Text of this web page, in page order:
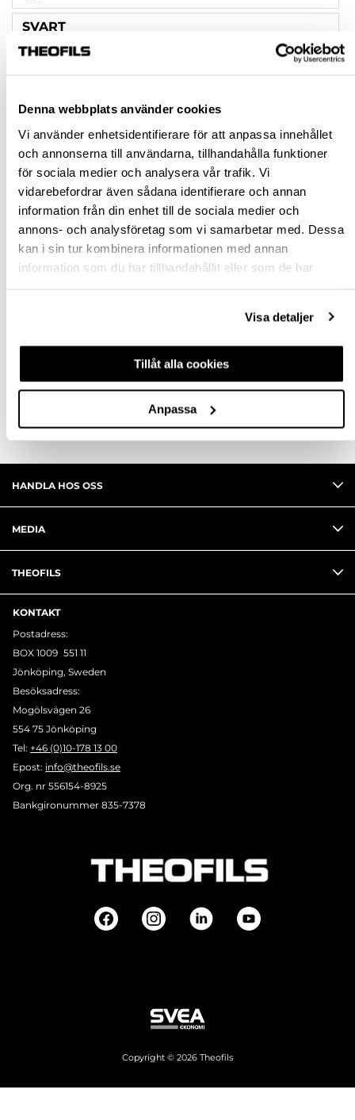
Denna webbplats använder cookies
Vi använder enhetsidentifierare för att anpassa innehållet
och annonserna till användarna, tillhandahålla funktioner
för sociala medier och analysera vår trafik. Vi
vidarebefordrar även sådana identifierare och annan
information från din enhet till de sociala medier och
annons- och analysföretag som vi samarbetar med. Dessa
kan i sin tur kombinera informationen med annan
information som du har tillhandahållit eller som de har
Visa detaljer
Tillåt alla cookies
Anpassa
SVART
VÄLJ VARIANT
Snabba leveranser
Hämta i butik
Ledande leverantör i Sverige
RECENSIONER
HANDLA HOS OSS
MEDIA
THEOFILS
KONTAKT
Postadress:
BOX 1009 551 11
Jönköping, Sweden
Besöksadress:
Mogölsvägen 26
554 75 Jönköping
Tel: +46 (0)10-178 13 00
Epost: info@theofils.se
Org. nr 556154-8925
Bankgironummer 835-7378
Copyright © 2026 Theofils